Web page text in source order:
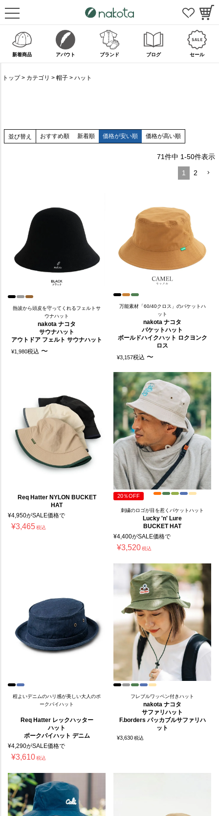
新着商品 アバウト ブランド ブログ セール
トップ カテゴリ 帽子 ハット
並び替え おすすめ順 新着順 価格が安い順 価格が高い順
71件中 1-50件表示
1 2
熱波から頭皮を守ってくれるフェルトサ
ウナハット
nakota ナコタ
サウナハット
アウトドア フェルト サウナハット
¥1,980税込 〜
万能素材「60/40クロス」のバケットハ
ット
nakota ナコタ
バケットハット
ボールドハイクハット ロクヨンク
ロス
¥3,157税込 〜
Req Hatter NYLON BUCKET
HAT
¥4,950がSALE価格で
¥3,465税込
20％OFF
刺繍のロゴが目を惹くバケットハット
Lucky 'n' Lure
BUCKET HAT
¥4,400がSALE価格で
¥3,520税込
程よいデニムのハリ感が美しい大人のポ
ークパイハット
Req Hatter レックハッター
ハット
ポークパイハット デニム
¥4,290がSALE価格で
¥3,610税込
フレブルワッペン付きハット
nakota ナコタ
サファリハット
F.borders パッカブルサファリハ
ット
¥3,630税込